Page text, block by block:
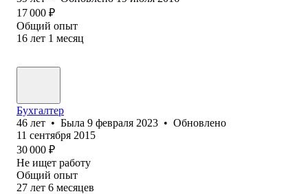
17 000 ₽
Общий опыт
16 лет 1 месяц
Бухгалтер
46 лет • Была 9 февраля 2023 • Обновлено
11 сентября 2015
30 000 ₽
Не ищет работу
Общий опыт
27 лет 6 месяцев